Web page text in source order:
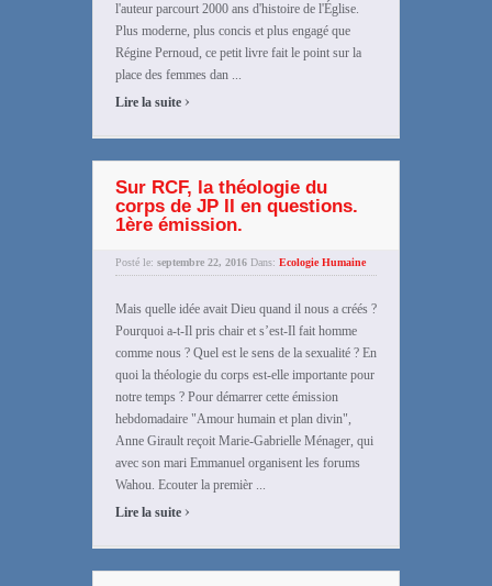
l'auteur parcourt 2000 ans d'histoire de l'Église.
Plus moderne, plus concis et plus engagé que
Régine Pernoud, ce petit livre fait le point sur la
place des femmes dan ...
Lire la suite ›
Sur RCF, la théologie du
corps de JP II en questions.
1ère émission.
Posté le: septembre 22, 2016 Dans: Ecologie Humaine
Mais quelle idée avait Dieu quand il nous a créés ?
Pourquoi a-t-Il pris chair et s’est-Il fait homme
comme nous ? Quel est le sens de la sexualité ? En
quoi la théologie du corps est-elle importante pour
notre temps ? Pour démarrer cette émission
hebdomadaire "Amour humain et plan divin",
Anne Girault reçoit Marie-Gabrielle Ménager, qui
avec son mari Emmanuel organisent les forums
Wahou. Ecouter la premièr ...
Lire la suite ›